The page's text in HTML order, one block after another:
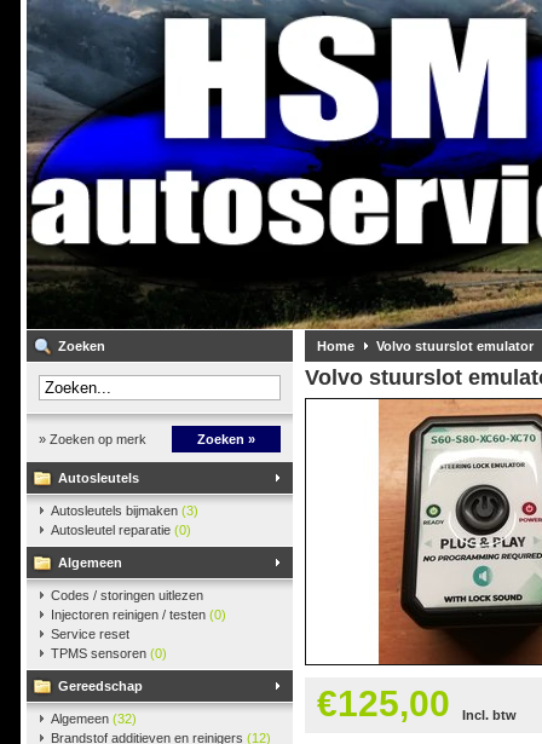
Zoeken
» Zoeken op merk Zoeken »
Autosleutels
Autosleutels bijmaken (3)
Autosleutel reparatie (0)
Algemeen
Codes / storingen uitlezen
Injectoren reinigen / testen (0)
Service reset
TPMS sensoren (0)
Gereedschap
Algemeen (32)
Brandstof additieven en reinigers (12)
Home Volvo stuurslot emulator
Volvo stuurslot
€125,00 Incl. btw